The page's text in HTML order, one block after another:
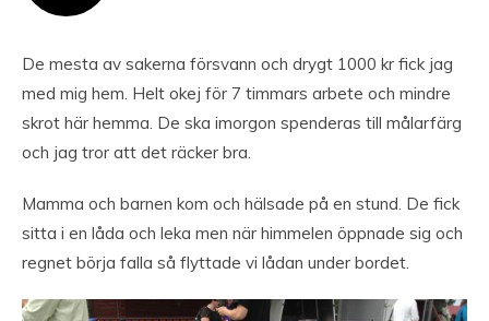
De mesta av sakerna försvann och drygt 1000 kr fick jag
med mig hem. Helt okej för 7 timmars arbete och mindre
skrot här hemma. De ska imorgon spenderas till målarfärg
och jag tror att det räcker bra.
Mamma och barnen kom och hälsade på en stund. De fick
sitta i en låda och leka men när himmelen öppnade sig och
regnet börja falla så flyttade vi lådan under bordet.